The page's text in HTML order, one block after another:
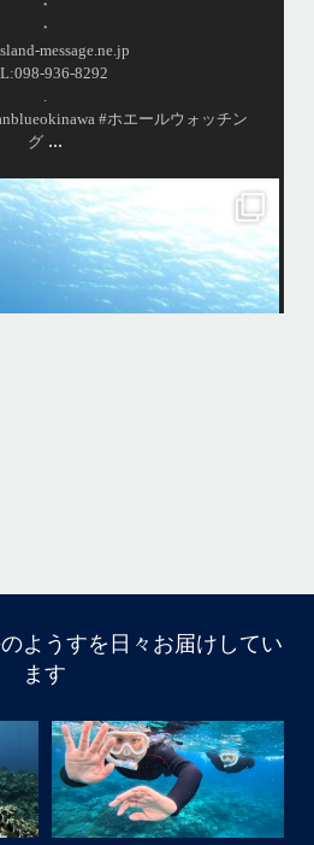
よ〜
...
island.message
いさ〜い！
修学旅行～体験ダイビング～
は呼吸の練習！！！
議な遊びはどうだっかな？！？！
ムはカメも見れてチョーラッキー
なので運動神経抜群
日間とも船出せたのは運がいいね！！
グできるのは羨ましい！！！
かできない経験
足を入れただけなのでもっともっと知りた
センス取得して遊びに来てね
12月 1
議な遊びはどうだっかな？！？！
ー
なので運動神経抜群
、2日間とも船出せたのは運がいい
ね！！
グできるのは羨ましい！！！
かできない経験
ようすを日々お届けしてい
ます